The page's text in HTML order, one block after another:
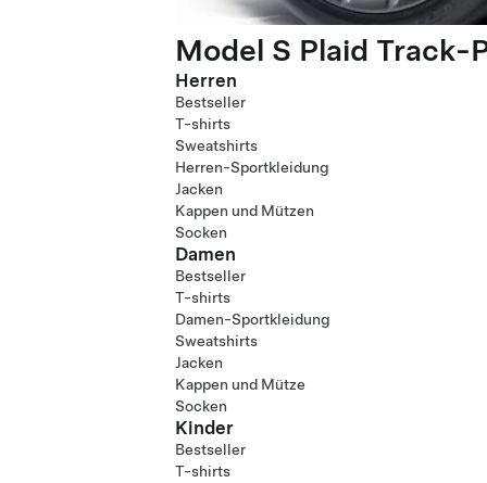
Model S Plaid Track-
Herren
Bestseller
T-shirts
Sweatshirts
Herren-Sportkleidung
Jacken
Kappen und Mützen
Socken
Damen
Bestseller
T-shirts
Damen-Sportkleidung
Sweatshirts
Jacken
Kappen und Mütze
Socken
Kinder
Bestseller
T-shirts